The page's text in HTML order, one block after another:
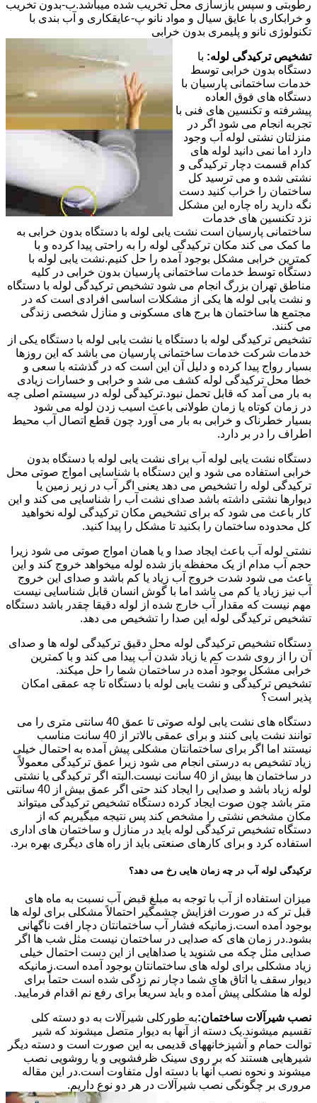
رطوبتی و سپس بازسازی محل تخریب شده میباشد.ب-بدون تخریب
و خرابکاری با عایق سیال و مواد نانو پ-عایقکاری و آب بندی با
تکنولوژی نانو و پلیمری بدون خرابی
تشخیص ترکیدگی لوله: با
دستگاه بدون خرابی توسط
خدمات ساختمانی پارسیان با
دستگاه های فوق العاده
پیشرفته و تکنسین های فنی با
تجربه انجام می شود اگر در
منزلتان نشتی لوله آب وجود
دارد اما نمی دانید لوله های
کدام قسمت دچار ترکیدگی و
نشتی شده و می ترسید کل
ساختمان را خراب کنید دست
نگه دارید راه چاره این مشکل
نزد تکنسین های خدمات
ساختمانی پارسیان است نشت یابی لوله با دستگاه بدون خرابی به
ما کمک می کند مکان ترکیدگی لوله را به راحتی پیدا کرده و با
کمترین خرابی مشکل بوجود آمده را حل کنیم.نشت یابی لوله با
دستگاه توسط خدمات ساختمانی پارسیان بدون خرابی در کلیه
مناطق تهران بزرگ انجام می شود تشخیص ترکیدگی لوله با دستگاه
و نشت یابی لوله ها یکی از مشکلات اساسی افرادی است که در
مجتمع ها ساختمان ها برج های مسکونی و منازل شخصی زندگی
می کنند.
تشخیص ترکیدگی لوله با دستگاه یا نشت یابی لوله با دستگاه یکی از
خدمات شرکت خدمات ساختمانی پارسیان می باشد که این روزها
بسیار رواج پیدا کرده و دلیل آن این است که در گذشته با سعی و
خطا محل ترکیدگی لوله کشف می شد و خرابی و خسارات زیادی
به بار می آمد که قابل تحمل نبود.ترکیدگی لوله در سیستم اصلی چه
در زمان کوتاه یا زمان طولانی باعث اسیب زدن لوله می شود
بسیار خطرناک و خرابی به بار می آورد چون قطع اتصال آب محیط
اطراف را در بر دارد.
دستگاه نشت یابی لوله آب برای نشت یابی لوله با دستگاه بدون
خرابی استفاده می شود و این دستگاه با شناسایی امواج صوتی محل
ترکیدگی لوله را تشخیص می دهد یعنی اگر آب در زیر زمین یا
دیوارها نشتی داشته باشد صدای نشت آب را شناسایی می کند و این
کار باعث می شود که برای تشخیص مکان ترکیدگی لوله نخواهید
کل محدوده ساختمان را بکنید تا مشکل را پیدا کنید.
نشتی لوله آب باعث ایجاد صدا و یا همان امواج صوتی می شود زیرا
حجم آب مدام از یک محفظه باز شده لوله میخواهد خروج کند و این
باعث می شود شدت خروج آب زیاد یا کم باشد و صدای این خروج
آب نیز زیاد یا کم می باشد اما با گوش انسان قابل شناسایی نیست
مهم نیست که مقدار آب خارج شده از لوله دقیقا چقدر باشد دستگاه
تشخیص ترکیدگی لوله این صدا را تشخیص می دهد.
دستگاه تشخیص ترکیدگی لوله محل دقیق ترکیدگی لوله ها و صدای
آن را از روی شدت کم یا زیاد شدن آب پیدا می کند و با کمترین
خرابی مشکل بوجود آمده در ساختمان شما را حل میکند.
تشخیص ترکیدگی و نشت یابی لوله با دستگاه تا چه عمقی امکان
پذیر است؟
دستگاه های نشت یابی لوله صوتی تا عمق 40 سانتی متری را می
توانند نشت یابی کنند و برای عمقی بالاتر از 40 سانت مناسب
نیستند اما اگر برای ساختمانتان مشکلی پیش آمده به احتمال خیلی
زیاد تشخیص به درستی انجام می شود زیرا عمق ترکیدگی معمولاً
در ساختمان ها بیش از 40 سانت نیست.البته اگر ترکیدگی یا نشتی
لوله زیاد باشد و صدایی را ایجاد کند حتی اگر عمق بیش از 40 سانتی
متر باشد چون صوت ایجاد کرده دستگاه تشخیص ترکیدگی میتواند
مکان مشخص نشتی را مشخص کند پس نتیجه میگیریم که از
دستگاه تشخیص ترکیدگی لوله باید در منازل و ساختمان های اداری
استفاده کرد و برای کارهای صنعتی باید از راه های دیگری بهره برد.
ترکیدگی لوله آب در چه زمان هایی رخ می دهد؟
میزان استفاده از آب با توجه به مبلغ قبض آب نسبت به ماه های
قبل تر که در صورت افزایش چشمگیر احتمالاً مشکلی برای لوله ها
بوجود آمده است.زمانیکه فشار آب ساختمانتان دچار افت ناگهانی
بشود.در زمان های که صدایی در ساختمان نیست مثل شب ها اگر
صدایی مثل چکه می شنوید یا صداهایی از این دست احتمال خیلی
زیاد مشکلی برای لوله های ساختمانتان بوجود آمده است.زمانیکه
دیوار سقف یا اتاق های شما دچار نم زدگی شده است حتماً برای
لوله ها مشکلی پیش آمده و باید سریعاً برای رفع نم اقدام فرمایید.
نصب شیرآلات ساختمان:به طورکلی شیرآلات به دو دسته کلی
تقسیم میشوند.یک دسته از آنها به دیوار متصل میشوند که شیر
توالت حمام و آشپزخانههای قدیمی به این صورت است و دسته دیگر
شیرهایی هستند که بر روی سینک ظرفشویی و یا روشویی نصب
میشوند و نحوه نصب آنها با دسته اول متفاوت است.در این مقاله
مروری بر چگونگی نصب شیرآلات در هر دو نوع داریم.